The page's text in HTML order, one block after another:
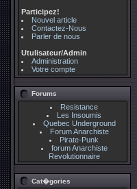
Participez!
Nouvel article
Contactez-Nous
Parler de nous
Utulisateur/Admin
Administration
Votre compte
Forums
Resistance
Les Insoumis
Quebec Underground
Forum Anarchiste
Pirate-Punk
forum Anarchiste
Revolutionnaire
Cat�gories